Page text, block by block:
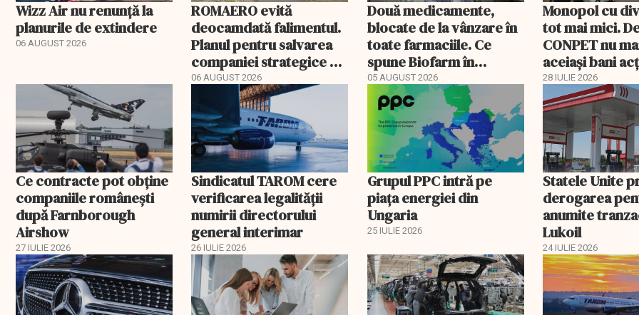
Wizz Air nu renunță la
planurile de extindere
06 AUGUST 2026
ROMAERO evită
deocamdată falimentul.
Planul pentru salvarea
companiei strategice a
fost confirmat
06 AUGUST 2026
Două medicamente,
blocate de la vânzare în
toate farmaciile. Ce
spune Biofarm în
documentul trimis BVB
05 AUGUST 2026
Monopol cu
tot mai mici.
CONPET nu
aceiași bani
28 IULIE 2026
Ce contracte pot obține
companiile românești
după Farnborough
Airshow
27 IULIE 2026
Sindicatul TAROM cere
verificarea legalității
numirii directorului
general interimar
26 IULIE 2026
Grupul PPC intră pe
piața energiei din
Ungaria
25 IULIE 2026
Statele Unite
derogarea
anumite
Lukoil
24 IULIE 2026